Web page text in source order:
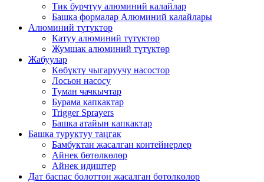
Тик бурчтуу алюминий калайлар
Башка формалар Алюминий калайлары
Алюминий түтүктөр
Катуу алюминий түтүктөр
Жумшак алюминий түтүктөр
Жабуулар
Көбүктү чыгаруучу насостор
Лосьон насосу
Туман чачкычтар
Бурама капкактар
Trigger Sprayers
Башка атайын капкактар
Башка туруктуу таңгак
Бамбуктан жасалган контейнерлер
Айнек бөтөлкөлөр
Айнек идиштер
Дат баспас болоттон жасалган бөтөлкөлөр